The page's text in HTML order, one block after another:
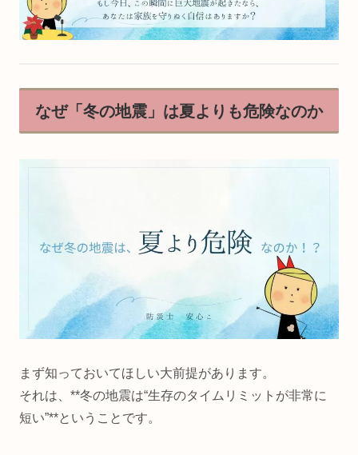
なぜ「冬の地震」は夏よりも危険なのか
まず知っておいてほしい大前提があります。
それは、**冬の地震は“生存のタイムリミットが非常に
短い”**ということです。